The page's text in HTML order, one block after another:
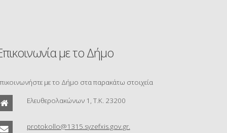
με το Δήμο
με το Δήμο στα παρακάτω στοιχεία
Ελευθερολακώνων 1, Τ.Κ. 23200
protokollo@1315.syzefxis.gov.gr.